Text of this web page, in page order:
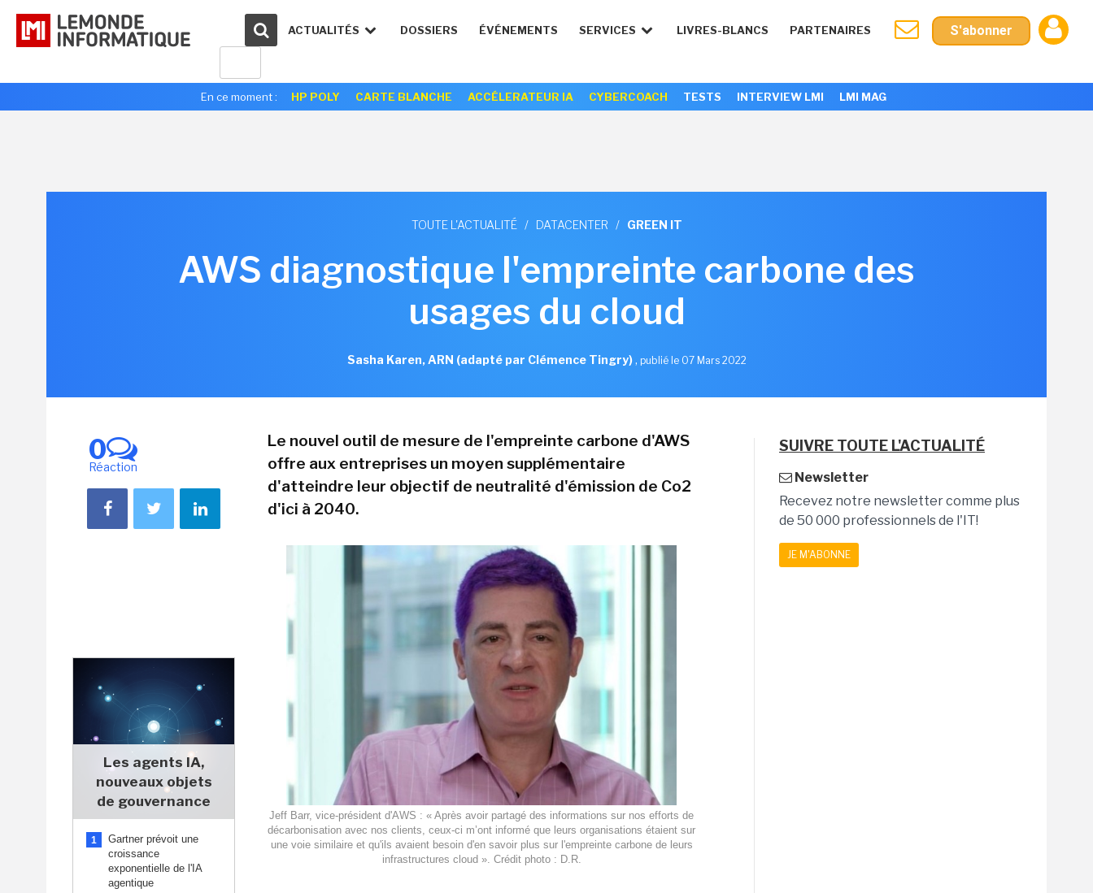
ACTUALITÉS DOSSIERS ÉVÉNEMENTS SERVICES LIVRES-BLANCS PARTENAIRES S'abonner
En ce moment : HP POLY CARTE BLANCHE ACCÉLERATEUR IA CYBERCOACH TESTS INTERVIEW LMI LMI MAG
TOUTE L'ACTUALITÉ / DATACENTER / GREEN IT
AWS diagnostique l'empreinte carbone des
usages du cloud
Sasha Karen, ARN (adapté par Clémence Tingry), publié le 07 Mars 2022
0
Réaction
Les agents IA,
nouveaux objets
de gouvernance
1
Gartner prévoit une
croissance
exponentielle de l'IA
agentique
Le nouvel outil de mesure de l'empreinte carbone d'AWS
offre aux entreprises un moyen supplémentaire
d'atteindre leur objectif de neutralité d'émission de Co2
d'ici à 2040.
Jeff Barr, vice-président d'AWS : « Après avoir partagé des informations sur nos efforts de
décarbonisation avec nos clients, ceux-ci m’ont informé que leurs organisations étaient sur
une voie similaire et qu'ils avaient besoin d'en savoir plus sur l'empreinte carbone de leurs
infrastructures cloud ». Crédit photo : D.R.
SUIVRE TOUTE L'ACTUALITÉ
Newsletter
Recevez notre newsletter comme plus
de 50 000 professionnels de l'IT!
JE M'ABONNE